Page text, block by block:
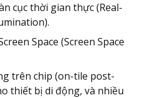
cục thời gian thực (Real-
Space (Screen Space
trên chip (on-tile post-
thiết bị di động, và nhiều